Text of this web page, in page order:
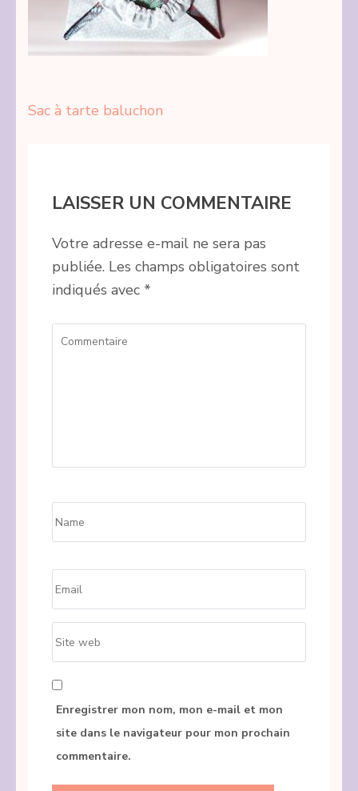
Navigation
Sac à tarte baluchon
LAISSER UN COMMENTAIRE
Votre adresse e-mail ne sera pas
publiée. Les champs obligatoires sont
indiqués avec *
Commentaire
web
Enregistrer mon nom, mon e-mail et mon
site dans le navigateur pour mon prochain
commentaire.